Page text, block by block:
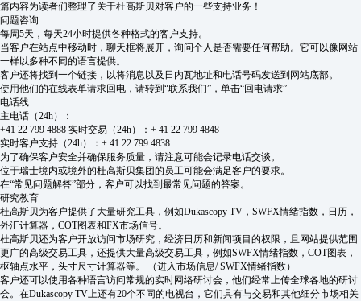
篇内容为读者们整理了关于杜高斯贝对客户的一些支持业务！
问题咨询
每周5天，每天24小时提供各种格式的客户支持。
当客户在站点中移动时，聊天框将展开，询问个人是否需要任何帮助。它可以像网站
一样以多种不同的语言提供。
客户还将找到一个链接，以将消息以及日内瓦地址和电话号码发送到网站底部。
使用他们的在线表单请求回电，请转到“联系我们”，单击“回电请求”
电话线
主电话（24h）：
+41 22 799 4888 实时交易（24h）：+ 41 22 799 4848
实时客户支持（24h）：+ 41 22 799 4838
为了确保客户安全并确保服务质量，请注意可能会记录电话交谈。
位于瑞士境内或境外的杜高斯贝集团的员工可能会满足客户的要求。
在“常见问题解答”部分，客户可以找到最常见问题的答案。
研究教育
杜高斯贝为客户提供了大量研究工具，例如Dukascopy TV，SWFX情绪指数，日历，
外汇计算器，COT图表和FX市场信号。
杜高斯贝还为客户开放访问市场研究，经济日历和新闻项目的权限，且网站提供范围
更广的高级交易工具，还提供大量高级交易工具，例如SWFX情绪指数，COT图表，
枢轴点水平，头寸尺寸计算器等。 （进入市场信息/ SWFX情绪指数）
客户还可以使用各种语言访问常规的实时网络研讨会，他们经常上传全球各地的研讨
会。在Dukascopy TV上还有20个不同的电视台，它们具有与交易和其他细分市场相关